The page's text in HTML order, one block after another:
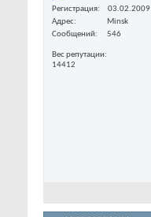
Регистрация
03.02.2009
Адрес
Minsk
Сообщений
546
Вес репутации
14412